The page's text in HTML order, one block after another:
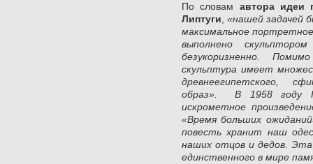
По словам автора идеи
Липтуги «нашей задачей
максимальное
выполнено
безукоризненно.
скульптура имеет
древнеегипетского,
образ». В 1958 году
искрометное
«Время больших
повесть хранит наш
наших отцов и дедов. Эта
единственного в мире